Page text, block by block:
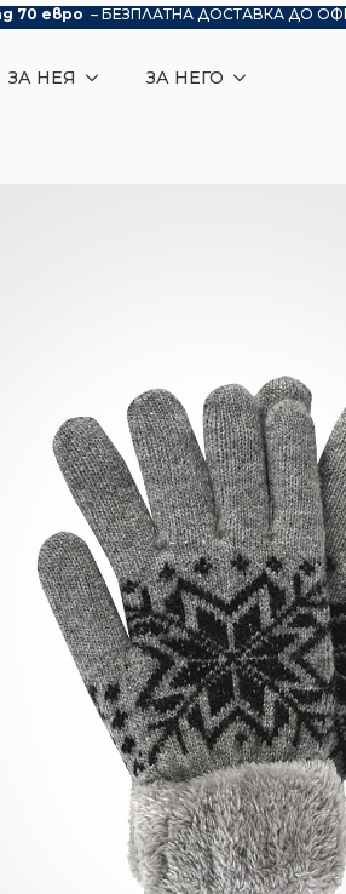
70 евро – БЕЗПЛАТНА ДОСТАВКА ДО
ЗА НЕЯ ЗА НЕГО